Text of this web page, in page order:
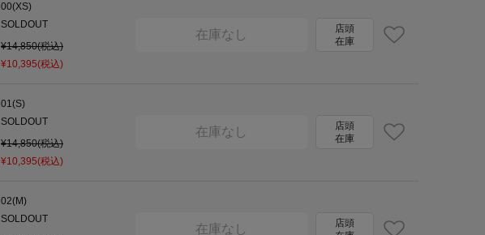
00(XS)
SOLDOUT
¥14,850(税込)
¥10,395(税込)
在庫なし
店頭
在庫
01(S)
SOLDOUT
¥14,850(税込)
¥10,395(税込)
在庫なし
店頭
在庫
02(M)
SOLDOUT
在庫なし
店頭